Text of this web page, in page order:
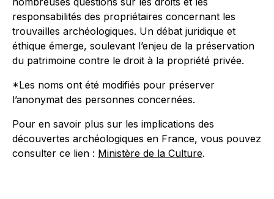
responsabilités des propriétaires concernant les
trouvailles archéologiques. Un débat juridique et
éthique émerge, soulevant l’enjeu de la préservation
du patrimoine contre le droit à la propriété privée.
*Les noms ont été modifiés pour préserver
l’anonymat des personnes concernées.
Pour en savoir plus sur les implications des
découvertes archéologiques en France, vous pouvez
consulter ce lien : Ministère de la Culture.